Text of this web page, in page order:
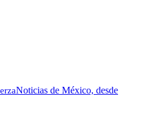
Noticias de México, desde